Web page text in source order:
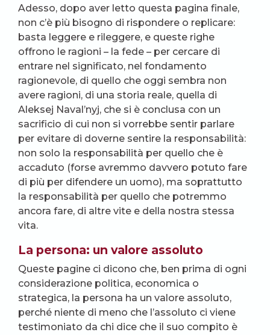
Adesso, dopo aver letto questa pagina finale,
non c’è più bisogno di rispondere o replicare:
basta leggere e rileggere, e queste righe
offrono le ragioni – la fede – per cercare di
entrare nel significato, nel fondamento
ragionevole, di quello che oggi sembra non
avere ragioni, di una storia reale, quella di
Aleksej Naval’nyj, che si è conclusa con un
sacrificio di cui non si vorrebbe sentir parlare
per evitare di doverne sentire la responsabilità:
non solo la responsabilità per quello che è
accaduto (forse avremmo davvero potuto fare
di più per difendere un uomo), ma soprattutto
la responsabilità per quello che potremmo
ancora fare, di altre vite e della nostra stessa
vita.
La persona: un valore assoluto
Queste pagine ci dicono che, ben prima di ogni
considerazione politica, economica o
strategica, la persona ha un valore assoluto,
perché niente di meno che l’assoluto ci viene
testimoniato da chi dice che il suo compito è